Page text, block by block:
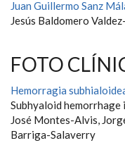
Juan Guillermo Sanz
Jesús Baldomero
FOTO
Hemorragia
Subhyaloid hemorrhage
José Montes-Alvis,
Barriga-Salaverry